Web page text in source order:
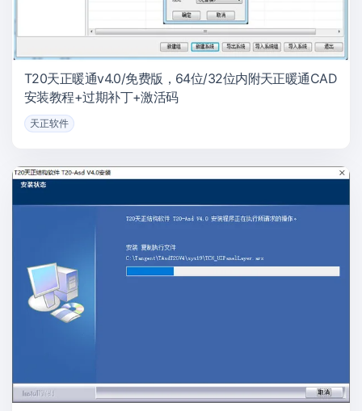
T20天正暖通v4.0/免费版，64位/32位内附天正暖通CAD
安装教程+过期补丁+激活码
天正软件